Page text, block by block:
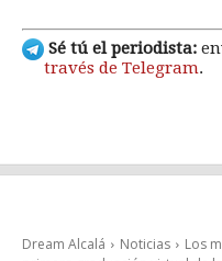
Sé tú el periodista:
través de Telegram.